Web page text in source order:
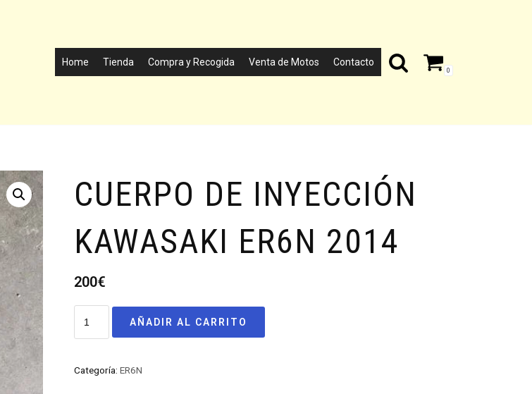
Home Tienda Compra y Recogida Venta de Motos Contacto
0
CUERPO DE INYECCIÓN
KAWASAKI ER6N 2014
200€
AÑADIR AL CARRITO
Categoría: ER6N